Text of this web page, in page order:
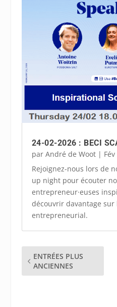
24-02-2026 : BECI
par André de Woot|
Rejoignez-nous lors de
up night pour écouter
entrepreneur·euses
découvrir davantage
entrepreneurial.
ENTRÉES PLUS
ANCIENNES